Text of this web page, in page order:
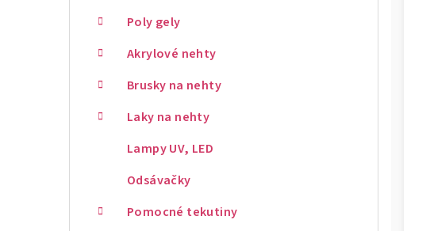
Poly gely
Akrylové nehty
Brusky na nehty
Laky na nehty
Lampy UV, LED
Odsávačky
Pomocné tekutiny